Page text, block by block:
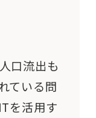
口流出も
ている問
を活用す